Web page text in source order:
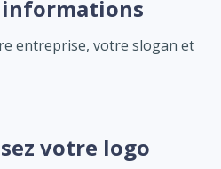
informations
entreprise, votre slogan et
votre logo